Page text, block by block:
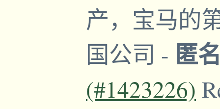
产，宝马的
国公司 - 匿
(#1423226)